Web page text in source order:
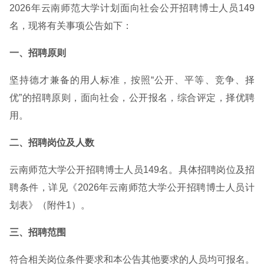
2026年云南师范大学计划面向社会公开招聘博士人员149
名，现将有关事项公告如下：
一、招聘原则
坚持德才兼备的用人标准，按照“公开、平等、竞争、择
优”的招聘原则，面向社会，公开报名，综合评定，择优聘
用。
二、招聘岗位及人数
云南师范大学公开招聘博士人员149名。具体招聘岗位及招
聘条件，详见《2026年云南师范大学公开招聘博士人员计
划表》（附件1）。
三、招聘范围
符合相关岗位条件要求和本公告其他要求的人员均可报名。